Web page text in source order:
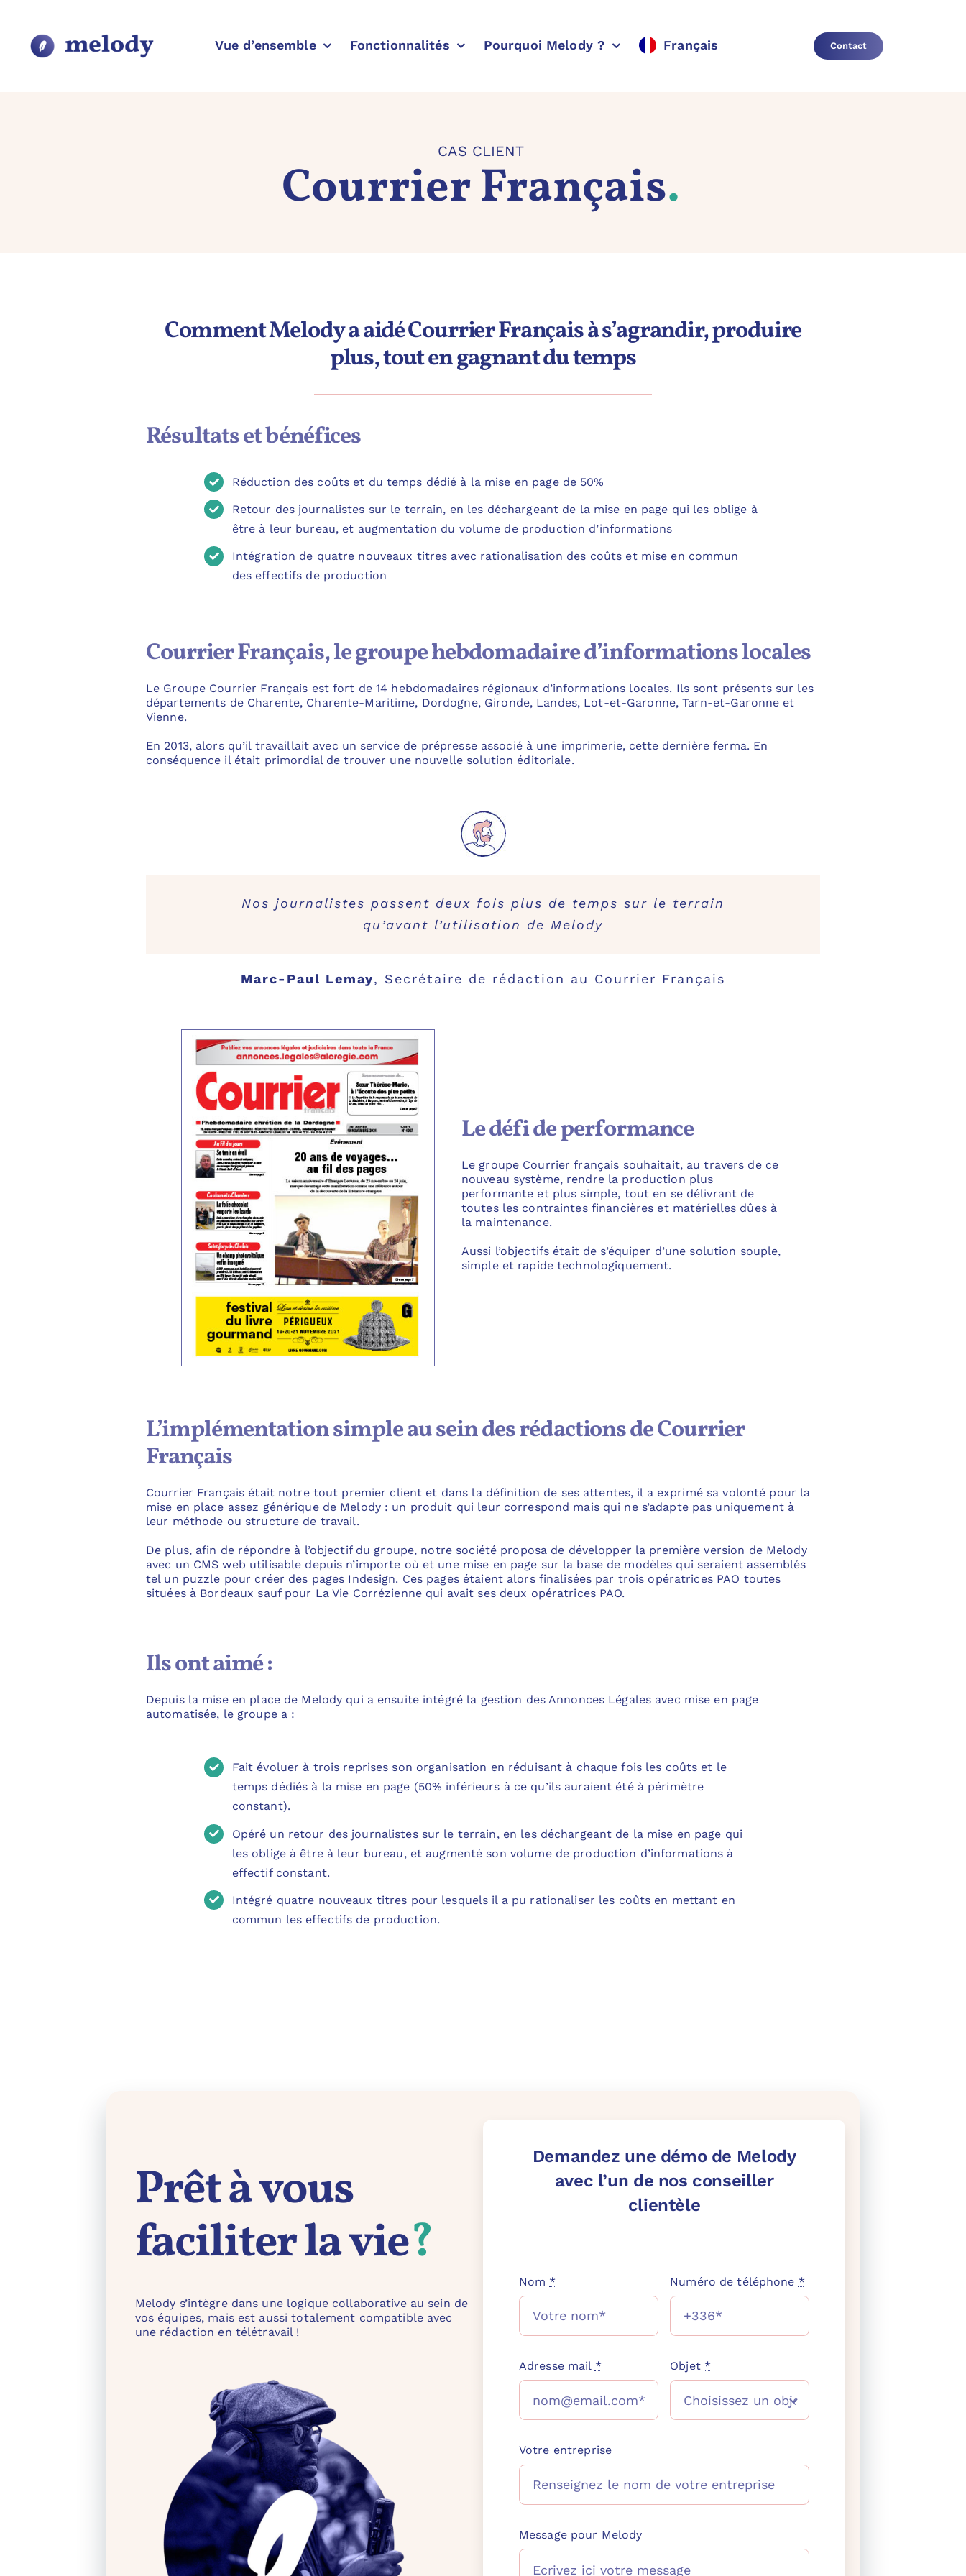
contenu
Vue d’ensemble Fonctionnalités Pourquoi Melody ? Français Contact
CAS CLIENT
Courrier Français.
Comment Melody a aidé Courrier Français à s’agrandir, produire
plus, tout en gagnant du temps
Résultats et bénéfices
Réduction des coûts et du temps dédié à la mise en page de 50%
Retour des journalistes sur le terrain, en les déchargeant de la mise en page qui les oblige à
être à leur bureau, et augmentation du volume de production d’informations
Intégration de quatre nouveaux titres avec rationalisation des coûts et mise en commun
des effectifs de production
Courrier Français, le groupe hebdomadaire d’informations locales
Le Groupe Courrier Français est fort de 14 hebdomadaires régionaux d’informations locales. Ils sont présents sur les
départements de Charente, Charente-Maritime, Dordogne, Gironde, Landes, Lot-et-Garonne, Tarn-et-Garonne et
Vienne.
En 2013, alors qu’il travaillait avec un service de prépresse associé à une imprimerie, cette dernière ferma. En
conséquence il était primordial de trouver une nouvelle solution éditoriale.
Nos journalistes passent deux fois plus de temps sur le terrain
qu’avant l’utilisation de Melody
Marc-Paul Lemay, Secrétaire de rédaction au Courrier Français
Le défi de performance
Le groupe Courrier français souhaitait, au travers de ce
nouveau système, rendre la production plus
performante et plus simple, tout en se délivrant de
toutes les contraintes financières et matérielles dûes à
la maintenance.
Aussi l’objectifs était de s’équiper d’une solution souple,
simple et rapide technologiquement.
L’implémentation simple au sein des rédactions de Courrier
Français
Courrier Français était notre tout premier client et dans la définition de ses attentes, il a exprimé sa volonté pour la
mise en place assez générique de Melody : un produit qui leur correspond mais qui ne s’adapte pas uniquement à
leur méthode ou structure de travail.
De plus, afin de répondre à l’objectif du groupe, notre société proposa de développer la première version de Melody
avec un CMS web utilisable depuis n’importe où et une mise en page sur la base de modèles qui seraient assemblés
tel un puzzle pour créer des pages Indesign. Ces pages étaient alors finalisées par trois opératrices PAO toutes
situées à Bordeaux sauf pour La Vie Corrézienne qui avait ses deux opératrices PAO.
Ils ont aimé :
Depuis la mise en place de Melody qui a ensuite intégré la gestion des Annonces Légales avec mise en page
automatisée, le groupe a :
Fait évoluer à trois reprises son organisation en réduisant à chaque fois les coûts et le
temps dédiés à la mise en page (50% inférieurs à ce qu’ils auraient été à périmètre
constant).
Opéré un retour des journalistes sur le terrain, en les déchargeant de la mise en page qui
les oblige à être à leur bureau, et augmenté son volume de production d’informations à
effectif constant.
Intégré quatre nouveaux titres pour lesquels il a pu rationaliser les coûts en mettant en
commun les effectifs de production.
Prêt à vous
faciliter la vie?
Melody s’intègre dans une logique collaborative au sein de
vos équipes, mais est aussi totalement compatible avec
une rédaction en télétravail !
Demandez une démo de Melody
avec l’un de nos conseiller
clientèle
Nom * Numéro de téléphone *
Adresse mail * Objet *
Votre entreprise
Message pour Melody